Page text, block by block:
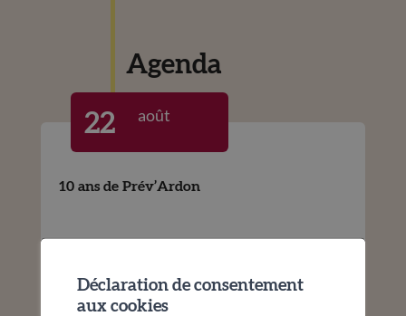
Agenda
22 août
10 ans de Prév’Ardon
Déclaration de consentement
aux cookies